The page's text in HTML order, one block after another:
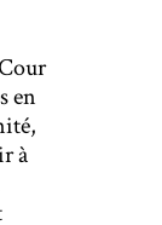
en
à